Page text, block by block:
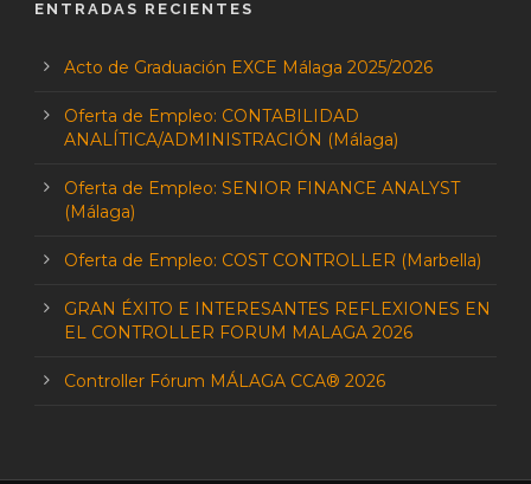
ENTRADAS RECIENTES
Acto de Graduación EXCE Málaga 2025/2026
Oferta de Empleo: CONTABILIDAD
ANALÍTICA/ADMINISTRACIÓN (Málaga)
Oferta de Empleo: SENIOR FINANCE ANALYST
(Málaga)
Oferta de Empleo: COST CONTROLLER (Marbella)
GRAN ÉXITO E INTERESANTES REFLEXIONES EN
EL CONTROLLER FORUM MALAGA 2026
Controller Fórum MÁLAGA CCA® 2026